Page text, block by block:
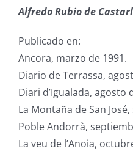
Alfredo Rubio de
Publicado en:
Ancora, marzo de 1991.
Diario de Terrassa,
Diari d’Igualada, agosto
La Montaña de San
Poble Andorrà,
La veu de l’Anoia,